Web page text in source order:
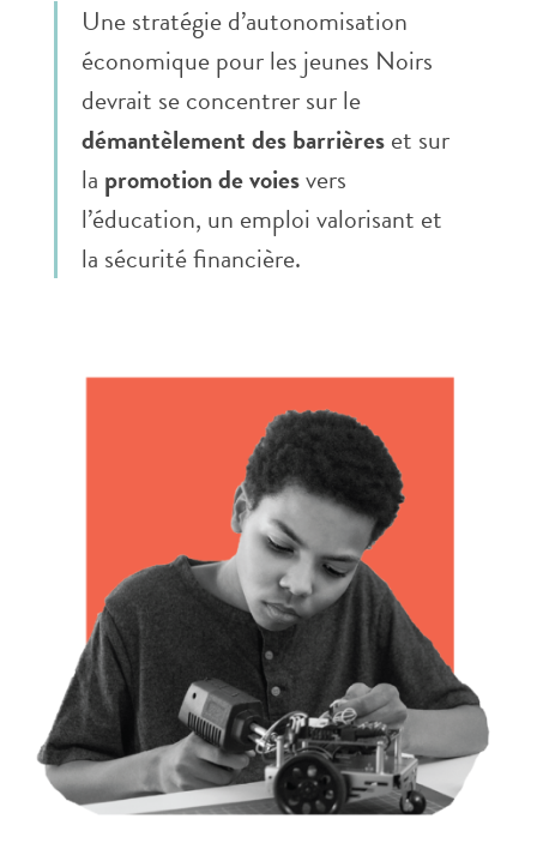
Une stratégie d’autonomisation
économique pour les jeunes Noirs
devrait se concentrer sur le
démantèlement des barrièreset sur
la promotion de voiesvers
l’éducation, un emploi valorisant et
la sécurité financière.